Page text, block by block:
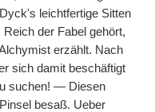
leichtfertige Sitten
der Fabel gehört,
erzählt. Nach
sich damit beschäftigt
suchen! — Diesen
besaß. Ueber